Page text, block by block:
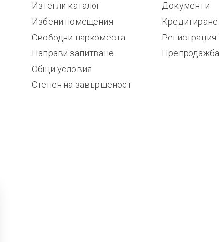
Изтегли каталог
Избени помещения
Свободни паркоместа
Направи запитване
Общи условия
Степен на завършеност
Документи
Кредитиране
Регистрация
Препродажба